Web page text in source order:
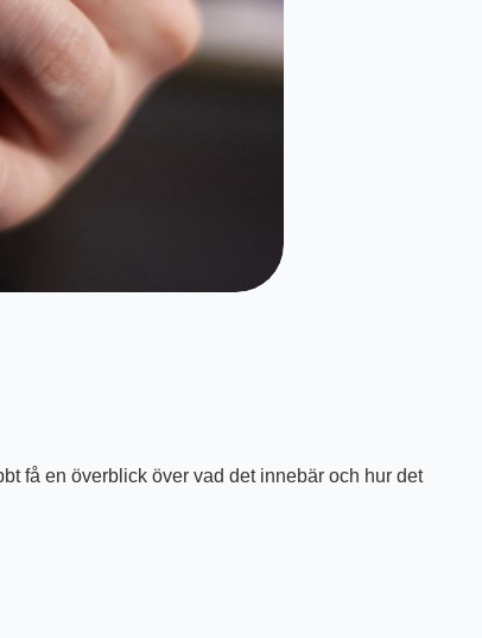
få en överblick över vad det innebär och hur det